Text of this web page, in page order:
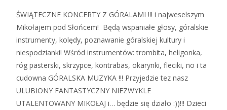
ŚWIĄTECZNE KONCERTY Z GÓRALAMI !!! i najweselszym
Mikołajem pod Słońcem! Będą wspaniałe głosy, góralskie
instrumenty, kolędy, poznawanie góralskiej kultury i
niespodzianki! Wśród instrumentów: trombita, heligonka,
róg pasterski, skrzypce, kontrabas, okarynki, fleciki, no i ta
cudowna GÓRALSKA MUZYKA !!! Przyjedzie tez nasz
ULUBIONY FANTASTYCZNY NIEZWYKLE
UTALENTOWANY MIKOŁAJ i… będzie się działo :))!!! Dzieci